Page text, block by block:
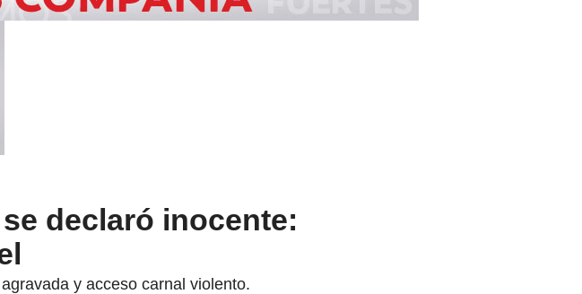
declaró inocente:
y acceso carnal violento.